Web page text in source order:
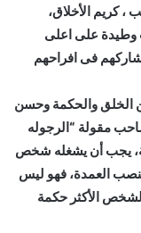
، كريم الأخلاق،
وطيدة على اعلى
فى افراحهم
الخلق والحكمة وحسن
مقولة “الرجوله
يجب أن يشغله شخص
العمدة، فهو ليس
الأكثر حكمة